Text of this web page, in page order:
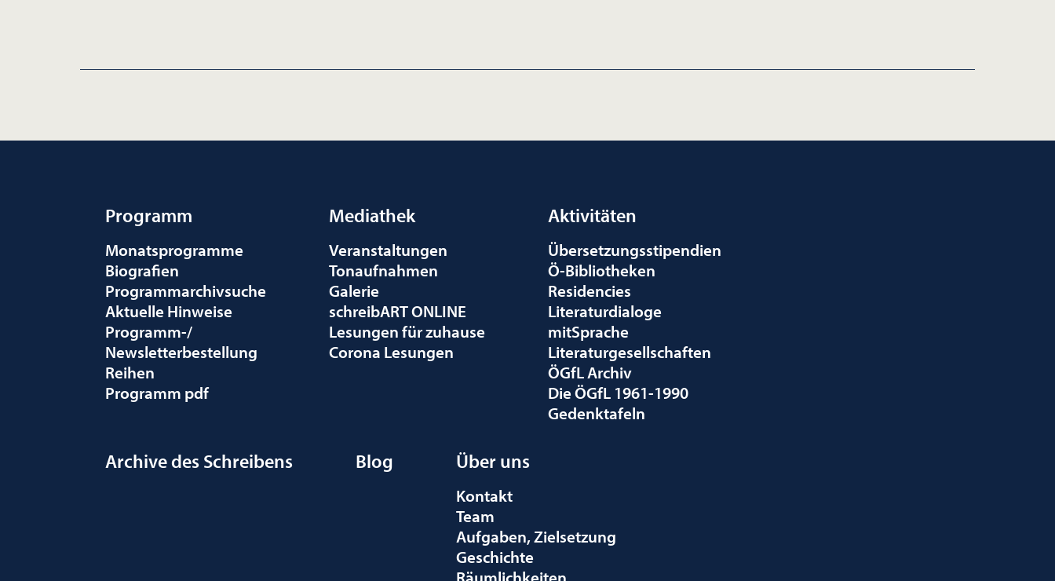
Programm
Monatsprogramme
Biografien
Programmarchivsuche
Aktuelle Hinweise
Programm-/
Newsletterbestellung
Reihen
Programm pdf
Mediathek
Veranstaltungen
Tonaufnahmen
Galerie
schreibART ONLINE
Lesungen für zuhause
Corona Lesungen
Aktivitäten
Übersetzungsstipendien
Ö-Bibliotheken
Residencies
Literaturdialoge
mitSprache
Literaturgesellschaften
ÖGfL Archiv
Die ÖGfL 1961-1990
Gedenktafeln
Archive des Schreibens Blog Über uns
Kontakt
Team
Aufgaben, Zielsetzung
Geschichte